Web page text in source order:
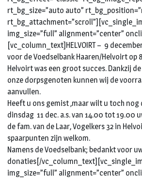
rt_bg_size=”auto auto”
img_size=”full” alignment=”center”
[vc_column_text]HELVOIRT – 9
voor de Voedselbank Haaren/Helvoirt op
Helvoirt was een groot succes. Dankzij
onze dorpsgenoten kunnen wij de
aanvullen.
Heeft u ons gemist ,maar wilt u toch nog
dinsdag 11 dec. a.s. van 14.00 tot 19.00
de fam. van de Laar, Vogelkers 32 in
spaarpunten zijn welkom.
Namens de Voedselbank; bedankt voor
donaties[/
img_size=”full” alignment=”center”